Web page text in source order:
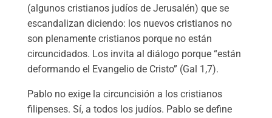
(algunos cristianos judíos de Jerusalén) que se
escandalizan diciendo: los nuevos cristianos no
son plenamente cristianos porque no están
circuncidados. Los invita al diálogo porque “están
deformando el Evangelio de Cristo” (Gal 1,7).
Pablo no exige la circuncisión a los cristianos
filipenses. Sí, a todos los judíos. Pablo se define